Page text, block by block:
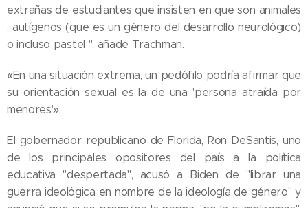
extrañas de estudiantes que insisten en que son animales
, autígenos (que es un género del desarrollo neurológico)
o incluso pastel ", añade Trachman.
«En una situación extrema, un pedófilo podría afirmar que
su orientación sexual es la de una 'persona atraída por
menores'».
El gobernador republicano de Florida, Ron DeSantis, uno
de los principales opositores del país a la política
educativa "despertada", acusó a Biden de "librar una
guerra ideológica en nombre de la ideología de género" y